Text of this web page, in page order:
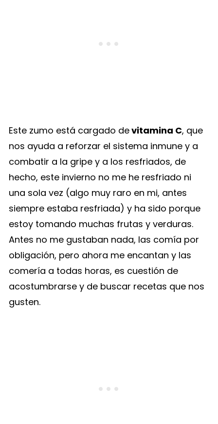
Este zumo está cargado devitamina C, que
nos ayuda a reforzar el sistema inmune y a
combatir a la gripe y a los resfriados, de
hecho, este invierno no me he resfriado ni
una sola vez (algo muy raro en mi, antes
siempre estaba resfriada) y ha sido porque
estoy tomando muchas frutas y verduras.
Antes no me gustaban nada, las comía por
obligación, pero ahora me encantan y las
comería a todas horas, es cuestión de
acostumbrarse y de buscar recetas que nos
gusten.